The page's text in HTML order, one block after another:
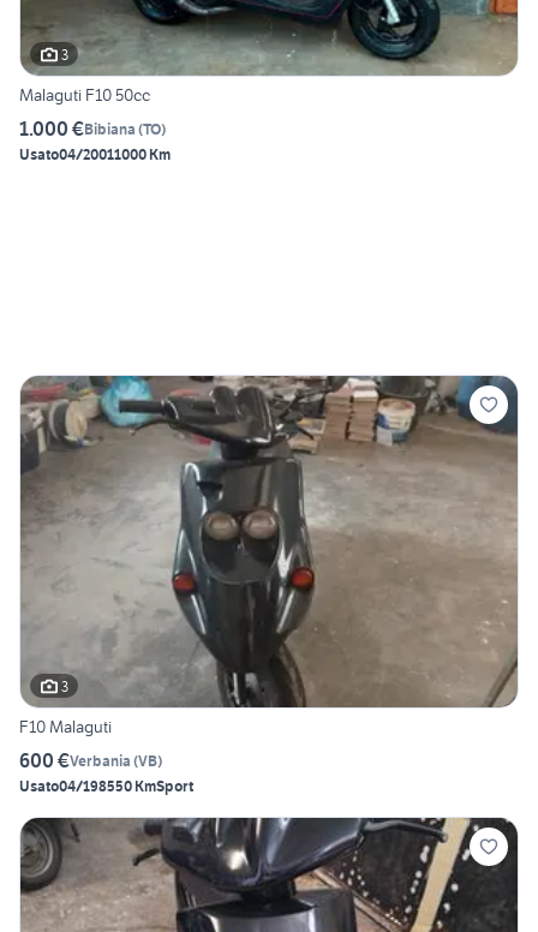
3
Malaguti F10 50cc
1.000 €Bibiana (TO)
Usato04/20011000 Km
3
F10 Malaguti
600 €Verbania (VB)
Usato04/198550 KmSport